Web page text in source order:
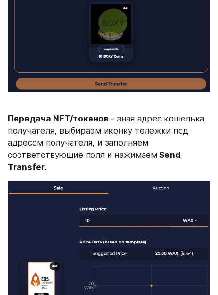
Передача NFT/токенов - зная адрес кошелька
получателя, выбираем иконку тележки под
адресом получателя, и заполняем
соответствующие поля и нажимаем Send
Transfer.